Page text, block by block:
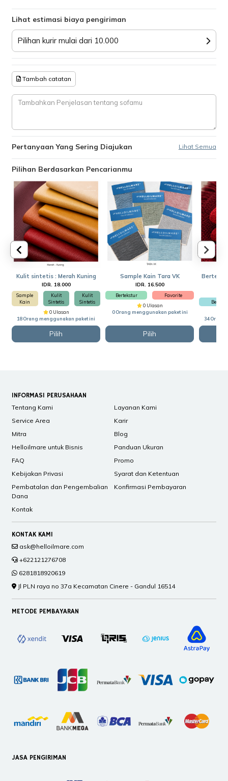
Lihat estimasi biaya pengiriman
Pilihan kurir mulai dari 10.000
Tambah catatan
Pertanyaan Yang Sering Diajukan Lihat Semua
Pilihan Berdasarkan Pencarianmu
Kulit sintetis : Merah Kuning
IDR. 18.000
Sample
Kain
Kulit
Sintetis
Kulit
Sintetis
0 Ulasan
18 Orang menggunakan paket ini
Pilih
Sample Kain Tara VK
IDR. 16.500
Bertekstur
Favorite
0 Ulasan
0 Orang menggunakan paket ini
Pilih
34 Orang
INFORMASI PERUSAHAAN
Tentang Kami
Layanan Kami
Service Area
Karir
Mitra
Blog
Helloilmare untuk Bisnis
Panduan Ukuran
FAQ
Promo
Kebijakan Privasi
Syarat dan Ketentuan
Pembatalan dan Pengembalian
Dana
Konfirmasi Pembayaran
Kontak
KONTAK KAMI
ask@helloilmare.com
+622121276708
6281818920619
Jl PLN raya no 37a Kecamatan Cinere - Gandul 16514
METODE PEMBAYARAN
JASA PENGIRIMAN